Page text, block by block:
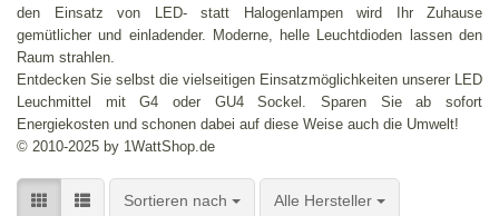
den Einsatz von LED- statt Halogenlampen wird Ihr Zuhause
gemütlicher und einladender. Moderne, helle Leuchtdioden lassen den
Raum strahlen.
Entdecken Sie selbst die vielseitigen Einsatzmöglichkeiten unserer LED
Leuchmittel mit G4 oder GU4 Sockel. Sparen Sie ab sofort
Energiekosten und schonen dabei auf diese Weise auch die Umwelt!
© 2010-2025 by 1WattShop.de
Sortieren nach
Sortieren nach Alle Hersteller
pro Seite